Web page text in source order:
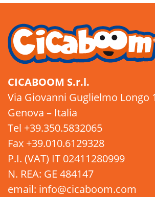
CICABOOM S.r.l.
Via Giovanni Guglielmo Longo
Genova – Italia
Tel +39.350.5832065
Fax +39.010.6129328
P.I. (VAT) IT 02411280999
N. REA: GE 484147
email: info@cicaboom.com